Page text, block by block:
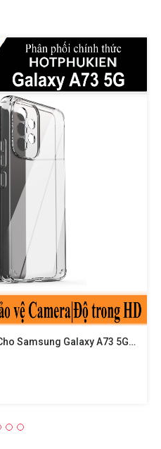
Ốp Lưng Silicon Chống Sốc Cho Samsung Galaxy A73 5G Hiệu HOTCASE - Siêu Mỏng 0.6mm, Độ Trong Tuyệt Đối, Chống Trầy Xước, Chống Ố Vàng, Tản Nhiệt Tốt